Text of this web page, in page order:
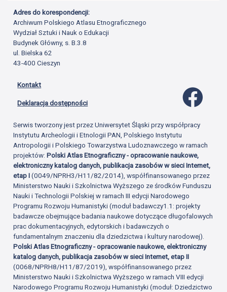
Adres do korespondencji:
Archiwum Polskiego Atlasu Etnograficznego
Wydział Sztuki i Nauk o Edukacji
Budynek Główny, s. B.3.8
ul. Bielska 62
43-400 Cieszyn
Kontakt
Deklaracja dostępności
Serwis tworzony jest przez Uniwersytet Śląski przy współpracy
Instytutu Archeologii i Etnologii PAN, Polskiego Instytutu
Antropologii i Polskiego Towarzystwa Ludoznawczego w ramach
projektów:Polski Atlas Etnograficzny - opracowanie naukowe,
elektroniczny katalog danych, publikacja zasobów w sieci Internet,
etap I(0049/NPRH3/H11/82/2014), współfinansowanego przez
Ministerstwo Nauki i Szkolnictwa Wyższego ze środków Funduszu
Nauki i Technologii Polskiej w ramach III edycji Narodowego
Programu Rozwoju Humanistyki (moduł badawczy1.1: projekty
badawcze obejmujące badania naukowe dotyczące długofalowych
prac dokumentacyjnych, edytorskich i badawczych o
fundamentalnym znaczeniu dla dziedzictwa i kultury narodowej).
Polski Atlas Etnograficzny - opracowanie naukowe, elektroniczny
katalog danych, publikacja zasobów w sieci Internet, etap II
(0068/NPRH8/H11/87/2019), współfinansowanego przez
Ministerstwo Nauki i Szkolnictwa Wyższego w ramach VIII edycji
Narodowego Programu Rozwoju Humanistyki (moduł: Dziedzictwo